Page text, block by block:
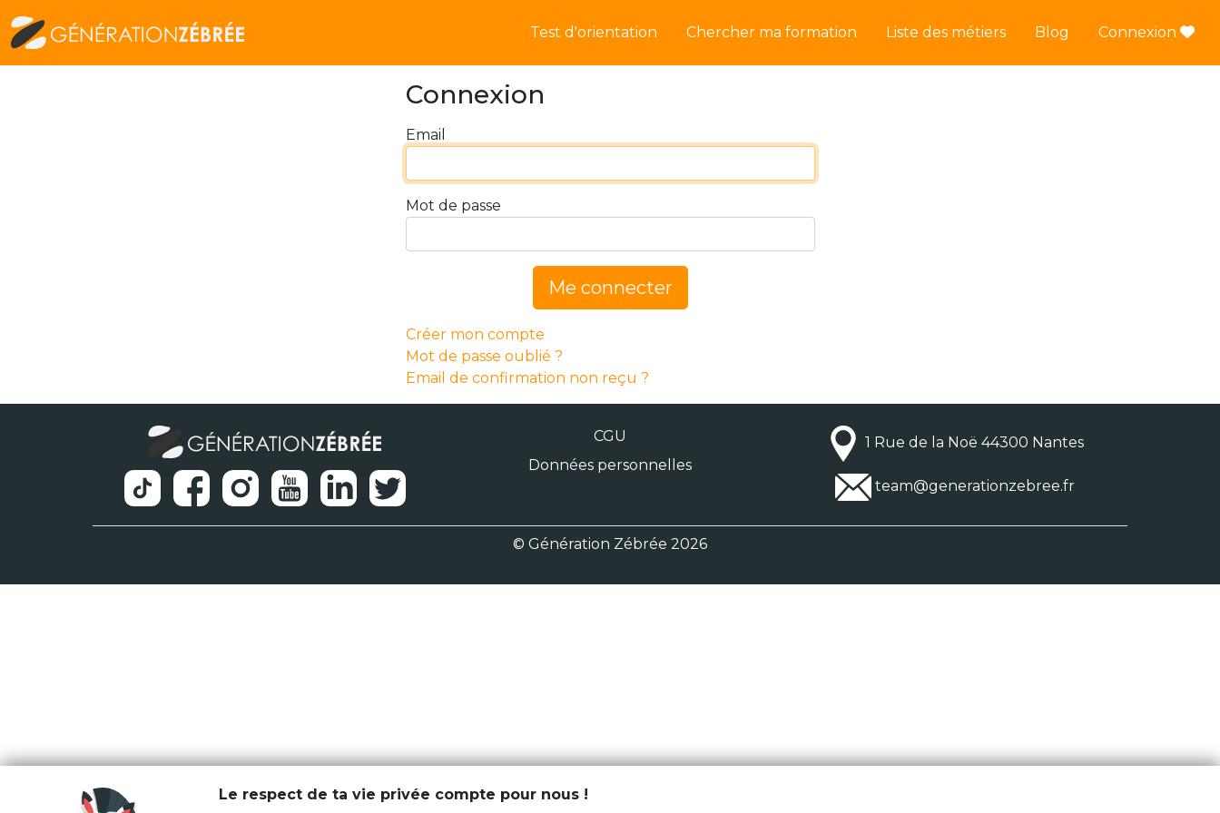
Test d'orientation Chercher ma formation Liste des métiers Blog Connexion
Connexion
Email
Mot de passe
Me connecter
Créer mon compte
Mot de passe oublié ?
Email de confirmation non reçu ?
CGU
Données personnelles
1 Rue de la Noë 44300 Nantes
team@generationzebree.fr
© Génération Zébrée 2026
Le respect de ta vie privée compte pour nous !